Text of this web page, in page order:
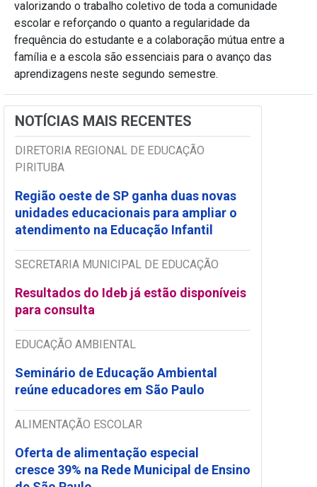
valorizando o trabalho coletivo de toda a comunidade
escolar e reforçando o quanto a regularidade da
frequência do estudante e a colaboração mútua entre a
família e a escola são essenciais para o avanço das
aprendizagens neste segundo semestre.
NOTÍCIAS MAIS RECENTES
DIRETORIA REGIONAL DE EDUCAÇÃO
PIRITUBA
Região oeste de SP ganha duas novas
unidades educacionais para ampliar o
atendimento na Educação Infantil
SECRETARIA MUNICIPAL DE EDUCAÇÃO
Resultados do Ideb já estão disponíveis
para consulta
EDUCAÇÃO AMBIENTAL
Seminário de Educação Ambiental
reúne educadores em São Paulo
ALIMENTAÇÃO ESCOLAR
Oferta de alimentação especial
cresce 39% na Rede Municipal de Ensino